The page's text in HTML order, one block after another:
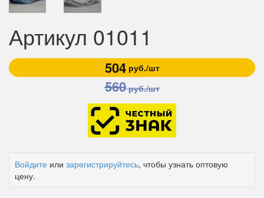
Артикул 01011
504руб./шт
560руб./шт
Войдите или зарегистрируйтесь, чтобы узнать оптовую
цену.